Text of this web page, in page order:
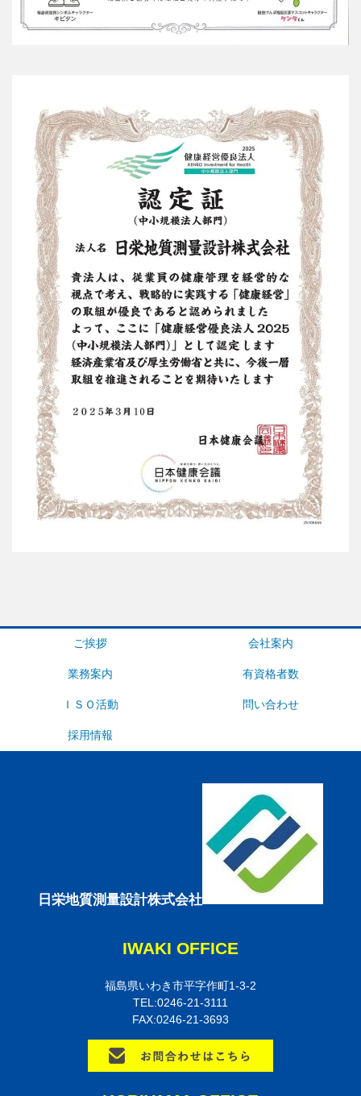
ご挨拶 会社案内
業務案内 有資格者数
ＩＳＯ活動 問い合わせ
採用情報
日栄地質測量設計株式会社
IWAKI OFFICE
福島県いわき市平字作町1-3-2
TEL:0246-21-3111
FAX:0246-21-3693